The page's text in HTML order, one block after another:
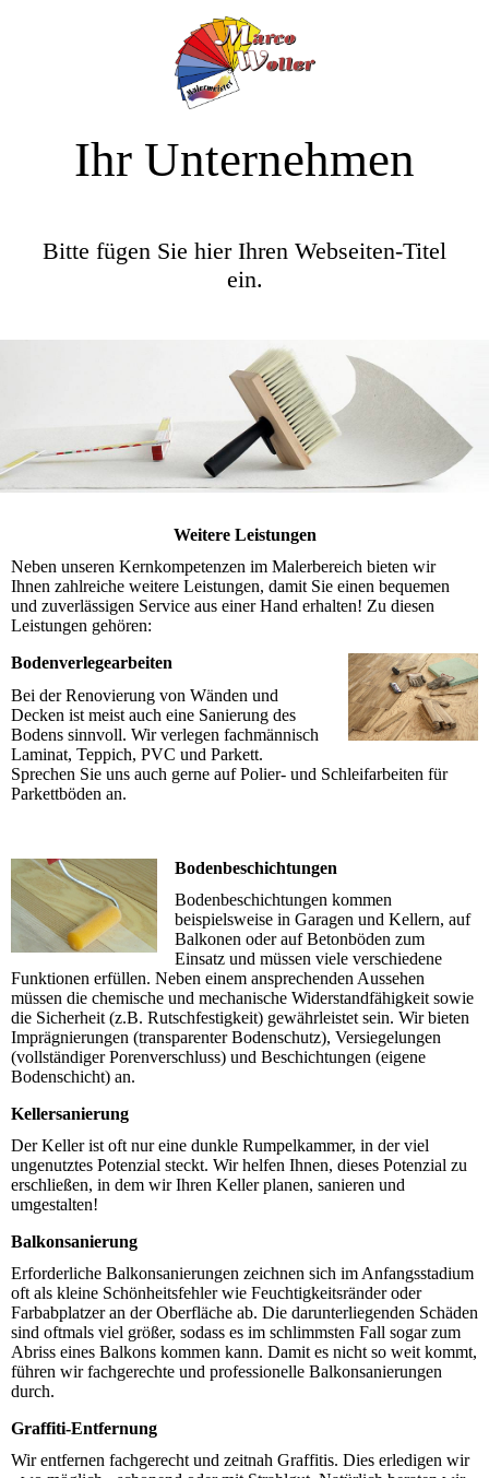
Ihr Unternehmen
Bitte fügen Sie hier Ihren Webseiten-Titel
ein.
Weitere Leistungen
Neben unseren Kernkompetenzen im Malerbereich bieten wir
Ihnen zahlreiche weitere Leistungen, damit Sie einen bequemen
und zuverlässigen Service aus einer Hand erhalten! Zu diesen
Leistungen gehören:
Bodenverlegearbeiten
Bei der Renovierung von Wänden und
Decken ist meist auch eine Sanierung des
Bodens sinnvoll. Wir verlegen fachmännisch
Laminat, Teppich, PVC und Parkett.
Sprechen Sie uns auch gerne auf Polier- und Schleifarbeiten für
Parkettböden an.
Bodenbeschichtungen
Bodenbeschichtungen kommen
beispielsweise in Garagen und Kellern, auf
Balkonen oder auf Betonböden zum
Einsatz und müssen viele verschiedene
Funktionen erfüllen. Neben einem ansprechenden Aussehen
müssen die chemische und mechanische Widerstandfähigkeit sowie
die Sicherheit (z.B. Rutschfestigkeit) gewährleistet sein. Wir bieten
Imprägnierungen (transparenter Bodenschutz), Versiegelungen
(vollständiger Porenverschluss) und Beschichtungen (eigene
Bodenschicht) an.
Kellersanierung
Der Keller ist oft nur eine dunkle Rumpelkammer, in der viel
ungenutztes Potenzial steckt. Wir helfen Ihnen, dieses Potenzial zu
erschließen, in dem wir Ihren Keller planen, sanieren und
umgestalten!
Balkonsanierung
Erforderliche Balkonsanierungen zeichnen sich im Anfangsstadium
oft als kleine Schönheitsfehler wie Feuchtigkeitsränder oder
Farbabplatzer an der Oberfläche ab. Die darunterliegenden Schäden
sind oftmals viel größer, sodass es im schlimmsten Fall sogar zum
Abriss eines Balkons kommen kann. Damit es nicht so weit kommt,
führen wir fachgerechte und professionelle Balkonsanierungen
durch.
Graffiti-Entfernung
Wir entfernen fachgerecht und zeitnah Graffitis. Dies erledigen wir